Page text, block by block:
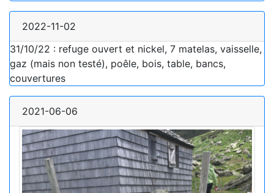
2022-11-02
31/10/22 : refuge ouvert et nickel, 7 matelas, vaisselle,
gaz (mais non testé), poêle, bois, table, bancs,
couvertures
2021-06-06